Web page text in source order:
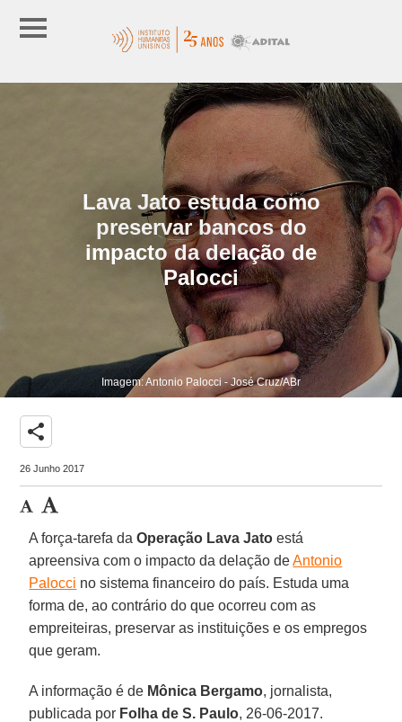
Lava Jato estuda como
preservar bancos do
impacto da delação de
Palocci
Imagem: Antonio Palocci - José Cruz/ABr
share
26 Junho 2017
A força-tarefa daOperação Lava Jato está
apreensiva com o impacto da delação deAntonio
Palocci no sistema financeiro do país. Estuda uma
forma de, ao contrário do que ocorreu com as
empreiteiras, preservar as instituições e os empregos
que geram.
A informação é de Mônica Bergamo, jornalista,
publicada por Folha de S. Paulo, 26-06-2017.